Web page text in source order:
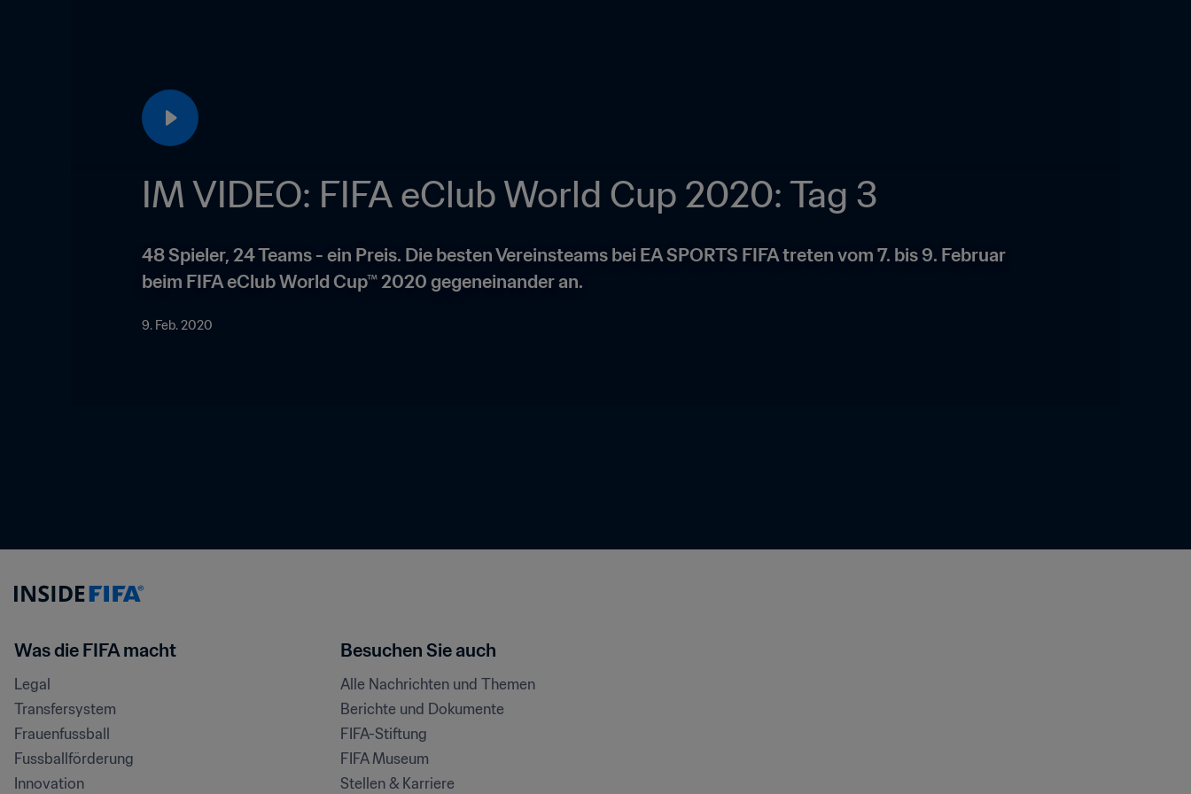
IM VIDEO: FIFA eClub World Cup 2020: Tag 3
48 Spieler, 24 Teams - ein Preis. Die besten Vereinsteams bei EA SPORTS FIFA treten vom 7. bis 9. Februar
beim FIFA eClub World Cup™ 2020 gegeneinander an.
9. Feb. 2020
Was die FIFA macht
Legal
Transfersystem
Frauenfussball
Fussballförderung
Innovation
Besuchen Sie auch
Alle Nachrichten und Themen
Berichte und Dokumente
FIFA-Stiftung
FIFA Museum
Stellen & Karriere